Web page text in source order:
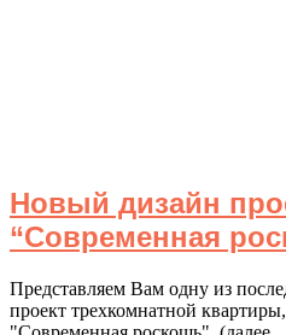
Новый дизайн
“Современная
Представляем Вам одну из
проект трехкомнатной